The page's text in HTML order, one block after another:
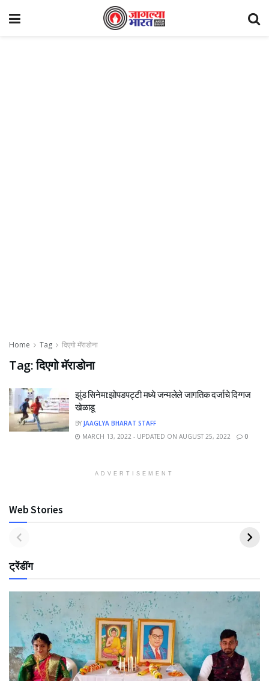
Home Tag दिएगो मॅराडोना
Tag:दिएगो मॅराडोना
झुंड सिनेमा:झोपडपट्टी मध्ये जन्मलेले जागतिक दर्जाचे दिग्गज
खेळाडू
BY JAAGLYA BHARAT STAFF
MARCH 13, 2022 - UPDATED ON AUGUST 25, 2022
0
ADVERTISEMENT
Web Stories
ट्रेंडींग